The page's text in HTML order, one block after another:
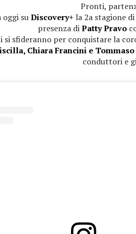
Pronti,
oggi suDiscovery+ la 2a stagione
presenza diPatty Pravo
si sfideranno per conquistare la
Chiara Francini e
conduttori e